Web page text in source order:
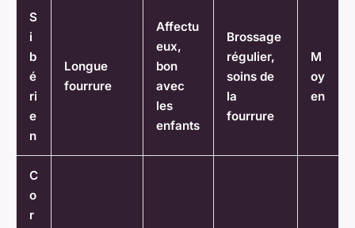
S
i
b
é
ri
e
n
Longue
fourrure
Affectu
eux,
bon
avec
les
enfants
Brossage
régulier,
soins de
la
fourrure
M
oy
en
C
o
r